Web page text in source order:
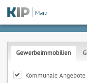
Marz
Gewerbeimmobilien
Kommunale Angebote